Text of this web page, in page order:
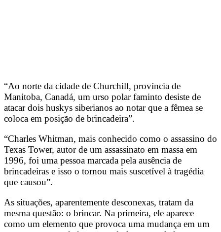
“Ao norte da cidade de Churchill, província de
Manitoba, Canadá, um urso polar faminto desiste de
atacar dois huskys siberianos ao notar que a fêmea se
coloca em posição de brincadeira”.
“Charles Whitman, mais conhecido como o assassino do
Texas Tower, autor de um assassinato em massa em
1996, foi uma pessoa marcada pela ausência de
brincadeiras e isso o tornou mais suscetível à tragédia
que causou”.
As situações, aparentemente desconexas, tratam da
mesma questão: o brincar. Na primeira, ele aparece
como um elemento que provoca uma mudança em um